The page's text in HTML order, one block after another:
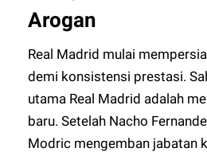
Arogan
Real Madrid mulai
demi konsistensi prestasi.
utama Real Madrid adalah
baru. Setelah Nacho
Modric mengemban jabatan